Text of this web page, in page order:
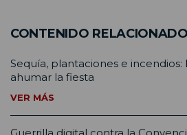
CONTENIDO RELACIONADO
Sequía, plantaciones e
ahumar la fiesta
VER MÁS